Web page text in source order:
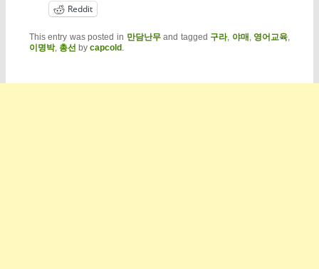
Reddit
This entry was posted in 만담난무and tagged 구라, 야매 , 영어교육,
이명박, 총선 by capcold .